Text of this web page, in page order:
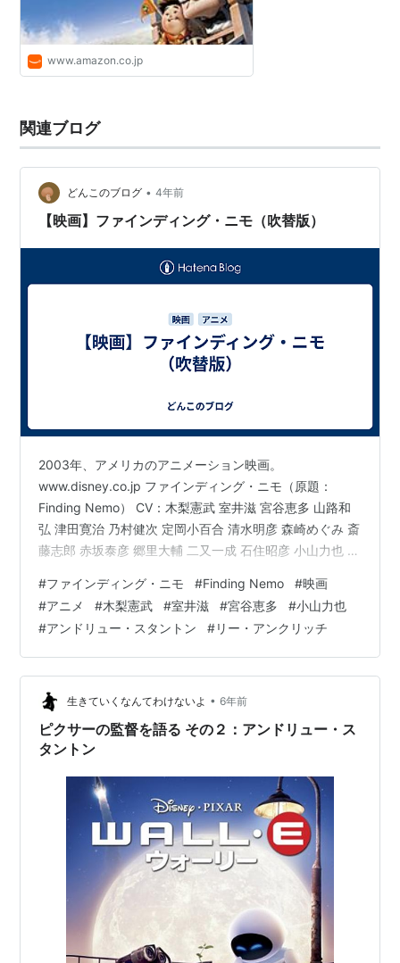
www.amazon.co.jp
関連ブログ
どんこのブログ • 4年前
【映画】ファインディング・ニモ（吹替版）
2003年、アメリカのアニメーション映画。
www.disney.co.jp ファインディング・ニモ（原題：
Finding Nemo） CV：木梨憲武 室井滋 宮谷恵多 山路和
弘 津田寛治 乃村健次 定岡小百合 清水明彦 森崎めぐみ 斎
藤志郎 赤坂泰彦 郷里大輔 二又一成 石住昭彦 小山力也 菅
クリッチ youtu.be タートル・トーク（ディズニーシーの
アトラクション）の動画みたことあるけど、面白そう。
でも、最近の夢の国は目が覚めるような値段してるから
なぁ。一時期は人多すぎたし。今は多少人少ないのか
な？ リンク
#ファインディング・ニモ #Finding Nemo #映画
#アニメ #木梨憲武 #室井滋 #宮谷恵多 #小山力也
#アンドリュー・スタントン #リー・アンクリッチ
生きていくなんてわけないよ • 6年前
ピクサーの監督を語る その２：アンドリュー・ス
タントン